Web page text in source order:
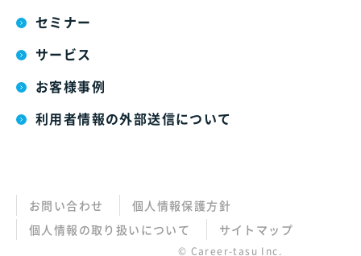
セミナー
サービス
お客様事例
利用者情報の外部送信について
お問い合わせ
個人情報保護方針
個人情報の取り扱いについて
サイトマップ
© Career-tasu Inc.